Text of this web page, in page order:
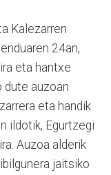
Kalezarren
24an,
eta hantxe
dute auzoan
eta handik
ildotik, Egurtzegi
Auzoa alderik
jaitsiko